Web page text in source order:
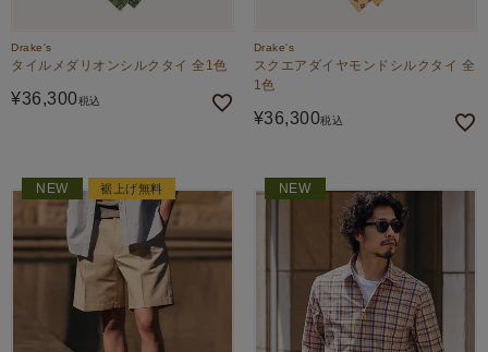
Drake's
タイルメダリオンシルクタイ 全1色
¥36,300税込
Drake's
スクエアダイヤモンドシルクタイ 全
1色
¥36,300税込
NEW 裾上げ無料 NEW